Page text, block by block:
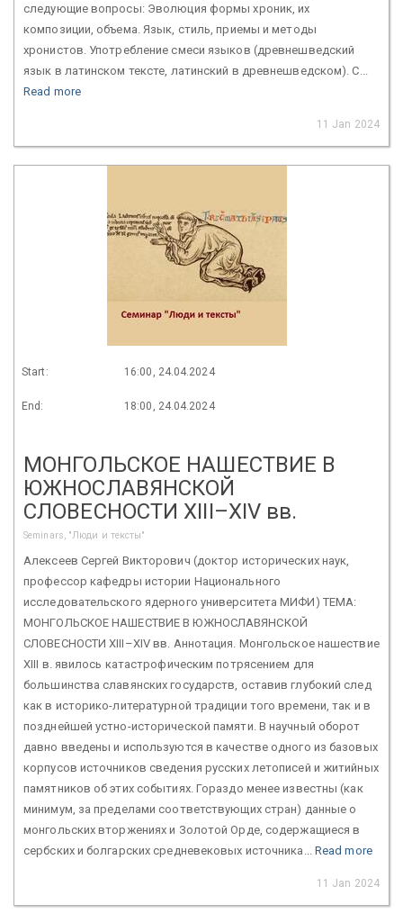
следующие вопросы: Эволюция формы хроник, их
композиции, объема. Язык, стиль, приемы и методы
хронистов. Употребление смеси языков (древнешведский
язык в латинском тексте, латинский в древнешведском). С...
Read more
11 Jan 2024
Start: 16:00, 24.04.2024
End: 18:00, 24.04.2024
МОНГОЛЬСКОЕ НАШЕСТВИЕ В
ЮЖНОСЛАВЯНСКОЙ
СЛОВЕСНОСТИ XIII–XIV вв.
Seminars, "Люди и тексты"
Алексеев Сергей Викторович (доктор исторических наук,
профессор кафедры истории Национального
исследовательского ядерного университета МИФИ) ТЕМА:
МОНГОЛЬСКОЕ НАШЕСТВИЕ В ЮЖНОСЛАВЯНСКОЙ
СЛОВЕСНОСТИ XIII–XIV вв. Аннотация. Монгольское нашествие
XIII в. явилось катастрофическим потрясением для
большинства славянских государств, оставив глубокий след
как в историко-литературной традиции того времени, так и в
позднейшей устно-исторической памяти. В научный оборот
давно введены и используются в качестве одного из базовых
корпусов источников сведения русских летописей и житийных
памятников об этих событиях. Гораздо менее известны (как
минимум, за пределами соответствующих стран) данные о
монгольских вторжениях и Золотой Орде, содержащиеся в
сербских и болгарских средневековых источника... Read more
11 Jan 2024